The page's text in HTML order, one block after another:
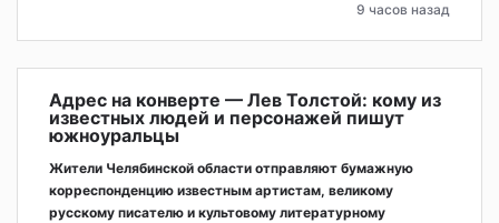
9 часов назад
Адрес на конверте — Лев Толстой: кому из
известных людей и персонажей пишут
южноуральцы
Жители Челябинской области отправляют бумажную
корреспонденцию известным артистам, великому
русскому писателю и культовому литературному